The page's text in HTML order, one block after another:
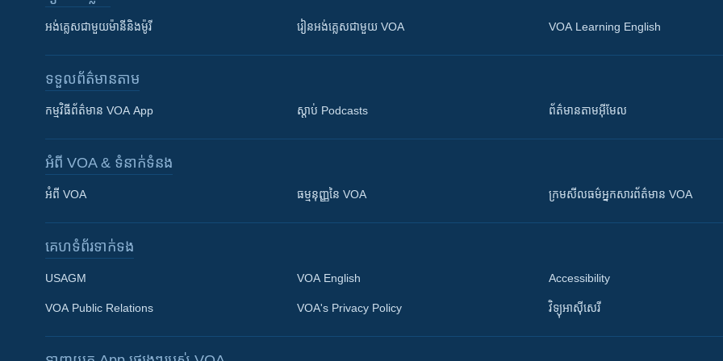
អង់គ្លេស​ជាមួយ​ម៉ានី​និង​ម៉ូរី រៀន​​​​​​អង់គ្លេស​​ជាមួយ VOA VOA Learning English
ទទួល​ព័ត៌មាន​តាម
កម្មវិធី​ព័ត៌មាន VOA App ស្តាប់ Podcasts ព័ត៌មាន​តាម​អ៊ីមែល
អំពី​ VOA & ទំនាក់ទំនង
អំពី​ VOA ធម្មនុញ្ញ​នៃ VOA ក្រម​​​សីលធម៌​​​អ្នក​​​សារព័ត៌មាន VOA
គេហទំព័រ​​ទាក់ទង
USAGM
VOA Public Relations
VOA English
VOA's Privacy Policy
Accessibility
វិទ្យុ​អាស៊ី​សេរី